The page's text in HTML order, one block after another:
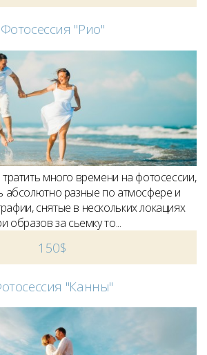
Фотосессия "Рио"
много времени на фотосессии,
абсолютно разные по атмосфере и
снятые в нескольких локациях
образов за сьемку то...
150$
"Канны"